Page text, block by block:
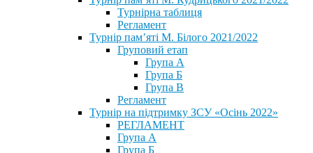
Турнірна таблиця
Регламент
Турнір пам’яті М. Білого 2021/2022
Груповий етап
Група А
Група Б
Група В
Регламент
Турнір на підтримку ЗСУ «Осінь 2022»
РЕГЛАМЕНТ
Група А
Група Б